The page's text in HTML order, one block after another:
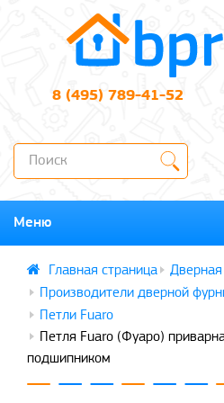
8 (495) 789-41-52
Меню
Производители дверной
Петли Fuaro
Петля Fuaro (Фуаро)
подшипником